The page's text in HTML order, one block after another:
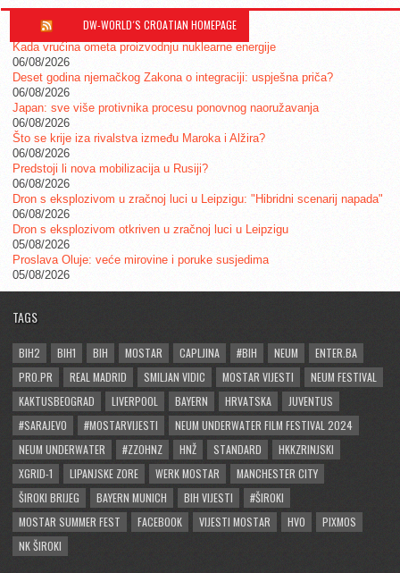
DW-WORLD´S CROATIAN HOMEPAGE
Kada vrućina ometa proizvodnju nuklearne energije
06/08/2026
Deset godina njemačkog Zakona o integraciji: uspješna priča?
06/08/2026
Japan: sve više protivnika procesu ponovnog naoružavanja
06/08/2026
Što se krije iza rivalstva između Maroka i Alžira?
06/08/2026
Predstoji li nova mobilizacija u Rusiji?
06/08/2026
Dron s eksplozivom u zračnoj luci u Leipzigu: "Hibridni scenarij napada"
06/08/2026
Dron s eksplozivom otkriven u zračnoj luci u Leipzigu
05/08/2026
Proslava Oluje: veće mirovine i poruke susjedima
05/08/2026
TAGS
BIH2 BIH1 BIH MOSTAR CAPLJINA #BIH NEUM
ENTER.BA
PRO.PR
REAL MADRID SMILJAN VIDIC MOSTAR VIJESTI
NEUM FESTIVAL
KAKTUSBEOGRAD
LIVERPOOL BAYERN HRVATSKA
JUVENTUS
#SARAJEVO
#MOSTARVIJESTI
NEUM UNDERWATER FILM FESTIVAL 2024
NEUM UNDERWATER
#ZZOHNZ HNŽ STANDARD
HKKZRINJSKI
XGRID-1
LIPANJSKE ZORE WERK MOSTAR
MANCHESTER CITY
ŠIROKI BRIJEG
BAYERN MUNICH BIH VIJESTI
#ŠIROKI
MOSTAR SUMMER FEST
FACEBOOK VIJESTI MOSTAR HVO
PIXMOS
NK ŠIROKI